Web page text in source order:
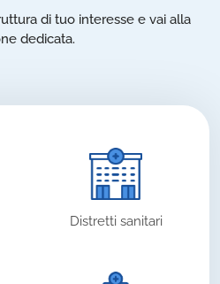
di tuo interesse e vai alla
dedicata.
Distretti sanitari